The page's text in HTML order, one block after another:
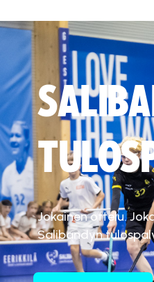
Jokainen ottelu.
Salibandyn